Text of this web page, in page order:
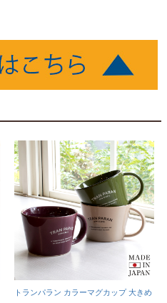
トランパラン カラーマグカップ 大きめ